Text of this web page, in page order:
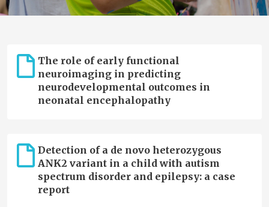
The role of early functional
neuroimaging in predicting
neurodevelopmental outcomes in
neonatal encephalopathy
Detection of a de novo heterozygous
ANK2 variant in a child with autism
spectrum disorder and epilepsy: a case
report